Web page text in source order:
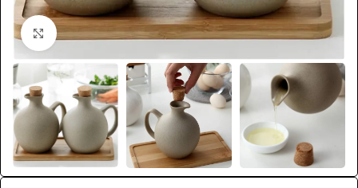
Click to enlarge